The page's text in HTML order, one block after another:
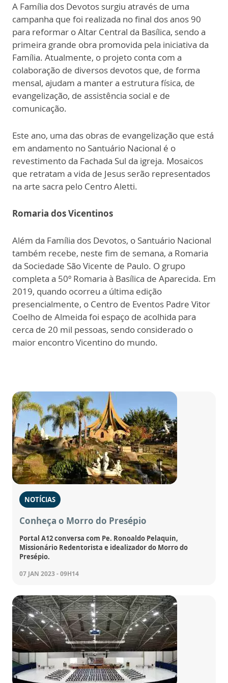
A Família dos Devotos surgiu através de uma
campanha que foi realizada no final dos anos 90
para reformar o Altar Central da Basílica, sendo a
primeira grande obra promovida pela iniciativa da
Família. Atualmente, o projeto conta com a
colaboração de diversos devotos que, de forma
mensal, ajudam a manter a estrutura física, de
evangelização, de assistência social e de
comunicação.
Este ano, uma das obras de evangelização que está
em andamento no Santuário Nacional é o
revestimento da Fachada Sul da igreja. Mosaicos
que retratam a vida de Jesus serão representados
na arte sacra pelo Centro Aletti.
Romaria dos Vicentinos
Além da Família dos Devotos, o Santuário Nacional
também recebe, neste fim de semana, a Romaria
da Sociedade São Vicente de Paulo. O grupo
completa a 50º Romaria à Basílica de Aparecida. Em
2019, quando ocorreu a última edição
presencialmente, o Centro de Eventos Padre Vitor
Coelho de Almeida foi espaço de acolhida para
cerca de 20 mil pessoas, sendo considerado o
maior encontro Vicentino do mundo.
NOTÍCIAS
Conheça o Morro do Presépio
Portal A12 conversa com Pe. Ronoaldo Pelaquin,
Missionário Redentorista e idealizador do Morro do
Presépio.
07 JAN 2023 - 09H14